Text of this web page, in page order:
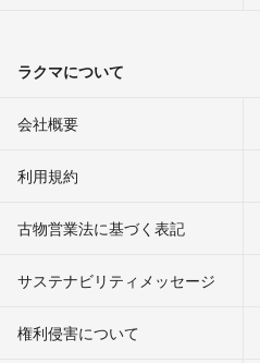
ラクマについて
会社概要
利用規約
古物営業法に基づく表記
サステナビリティメッセージ
権利侵害について